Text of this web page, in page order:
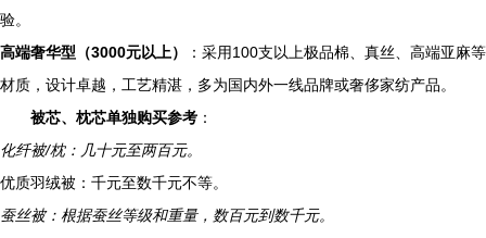
验。
高端奢华型（3000元以上）
：采用100支以上极品棉、真丝、高端亚麻等
材质，设计卓越，工艺精湛，多为国内外一线品牌或奢侈家纺产品。
被芯、枕芯单独购买参考 ：
化纤被/枕：几十元至两百元。
优质羽绒被：千元至数千元不等。
蚕丝被：根据蚕丝等级和重量，数百元到数千元。